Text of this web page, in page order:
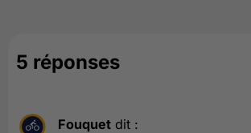
5 réponses
Fouquet dit :